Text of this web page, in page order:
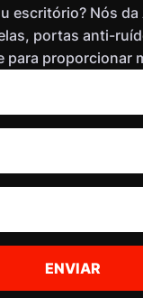
escritório? Nós
portas anti-
para proporcionar
ENVIAR